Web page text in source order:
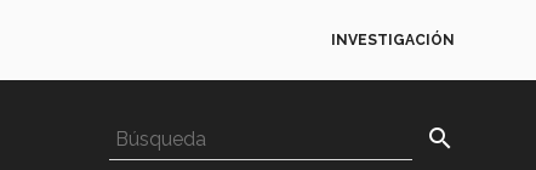
INVESTIGACIÓN
search